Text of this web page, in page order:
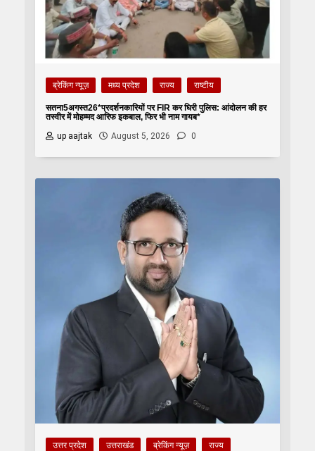
ब्रेकिंग न्यूज़ मध्य प्रदेश राज्य राष्टीय
सतना5अगस्त26*प्रदर्शनकारियों पर FIR कर घिरी पुलिस: आंदोलन की हर
तस्वीर में मोहम्मद आरिफ इकबाल, फिर भी नाम गायब*
up aajtak
August 5, 2026 0
उत्तर प्रदेश उत्तराखंड ब्रेकिंग न्यूज़
राज्य